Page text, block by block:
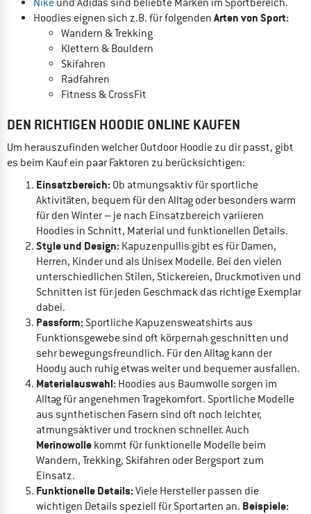
Hoodies eignen sich z.B. für folgenden Arten von Sport:
Wandern & Trekking
Klettern & Bouldern
Skifahren
Radfahren
Fitness & CrossFit
DEN RICHTIGEN HOODIE ONLINE KAUFEN
Um herauszufinden welcher Outdoor Hoodie zu dir passt, gibt
es beim Kauf ein paar Faktoren zu berücksichtigen:
Einsatzbereich: Ob atmungsaktiv für sportliche
Aktivitäten, bequem für den Alltag oder besonders warm
für den Winter – je nach Einsatzbereich variieren
Hoodies in Schnitt, Material und funktionellen Details.
Style und Design: Kapuzenpullis gibt es für Damen,
Herren, Kinder und als Unisex Modelle. Bei den vielen
unterschiedlichen Stilen, Stickereien, Druckmotiven und
Schnitten ist für jeden Geschmack das richtige Exemplar
dabei.
Passform: Sportliche Kapuzensweatshirts aus
Funktionsgewebe sind oft körpernah geschnitten und
sehr bewegungsfreundlich. Für den Alltag kann der
Hoody auch ruhig etwas weiter und bequemer ausfallen.
Materialauswahl: Hoodies aus Baumwolle sorgen im
Alltag für angenehmen Tragekomfort. Sportliche Modelle
aus synthetischen Fasern sind oft noch leichter,
atmungsaktiver und trocknen schneller. Auch
Merinowolle kommt für funktionelle Modelle beim
Wandern, Trekking, Skifahren oder Bergsport zum
Einsatz.
Funktionelle Details:Viele Hersteller passen die
wichtigen Details speziell für Sportarten an. Beispiele: